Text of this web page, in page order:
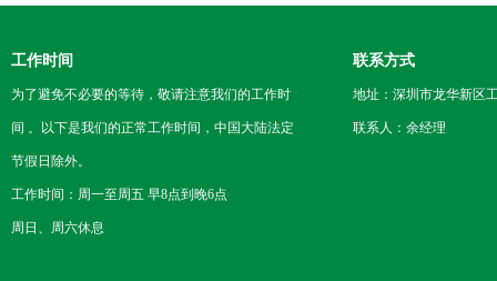
工作时间
为了避免不必要的等待，敬请注意我们的工作时
间 。以下是我们的正常工作时间，中国大陆法定
节假日除外。
工作时间：周一至周五 早8点到晚6点
周日、周六休息
联系方式
地址：深圳市龙华新区
联系人：余经理